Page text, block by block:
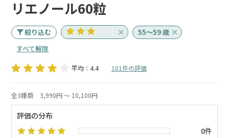
リエノール60粒
絞り込む
55～59 歳
すべて解除
平均：4.4 101件の評価
全3種類 3,990円 ～ 10,100円
評価の分布
0件